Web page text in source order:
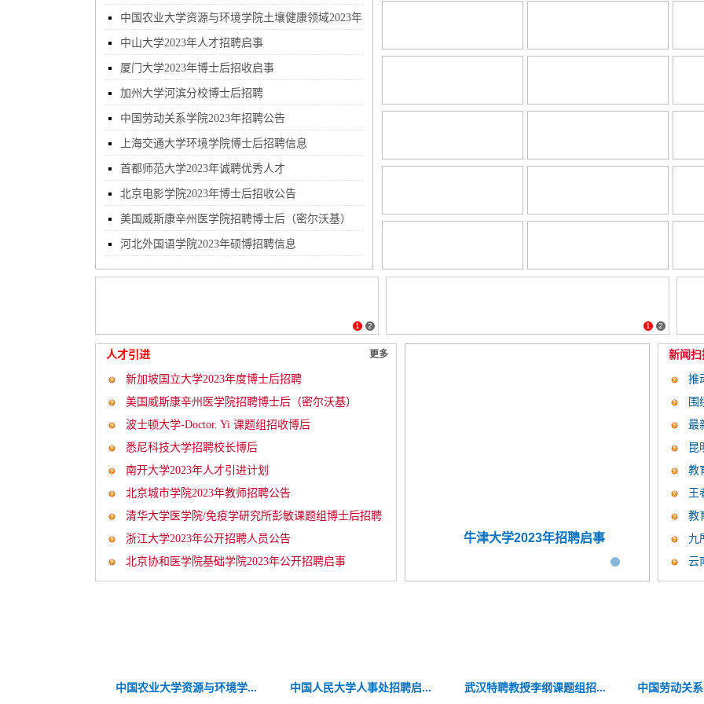
中国农业大学资源与环境学院土壤健康领域2023年
招聘博士后
中山大学2023年人才招聘启事
厦门大学2023年博士后招收启事
加州大学河滨分校博士后招聘
中国劳动关系学院2023年招聘公告
上海交通大学环境学院博士后招聘信息
首都师范大学2023年诚聘优秀人才
北京电影学院2023年博士后招收公告
美国威斯康辛州医学院招聘博士后（密尔沃基）
河北外国语学院2023年硕博招聘信息
1 2 1 2
人才引进 更多
新加坡国立大学2023年度博士后招聘
美国威斯康辛州医学院招聘博士后（密尔沃基）
波士顿大学-Doctor. Yi 课题组招收博后
悉尼科技大学招聘校长博后
南开大学2023年人才引进计划
北京城市学院2023年教师招聘公告
清华大学医学院/免疫学研究所彭敏课题组博士后招聘
启...
浙江大学2023年公开招聘人员公告
北京协和医学院基础学院2023年公开招聘启事
北京电影学院博士后招收公告 中国农业大学2023年招聘博士后启事 牛津大学2023年招聘启事 2023
新闻扫
推
围
最
全球...
昆
教
王
袭，...
教
九
云
中国农业大学资源与环境学... 外交学院2023年博士后招聘... 中国农业大学资源与环境学...
北京电子科技职业学院公开... 中国人民大学人事处招聘启... 北京电子科技职业学院公开... 中国人民大学
重庆医科大学2023年公开招... 武汉特聘教授李纲课题组招... 重庆医科大学
中山大学2023年人才招聘启... 中国劳动关
新加坡国